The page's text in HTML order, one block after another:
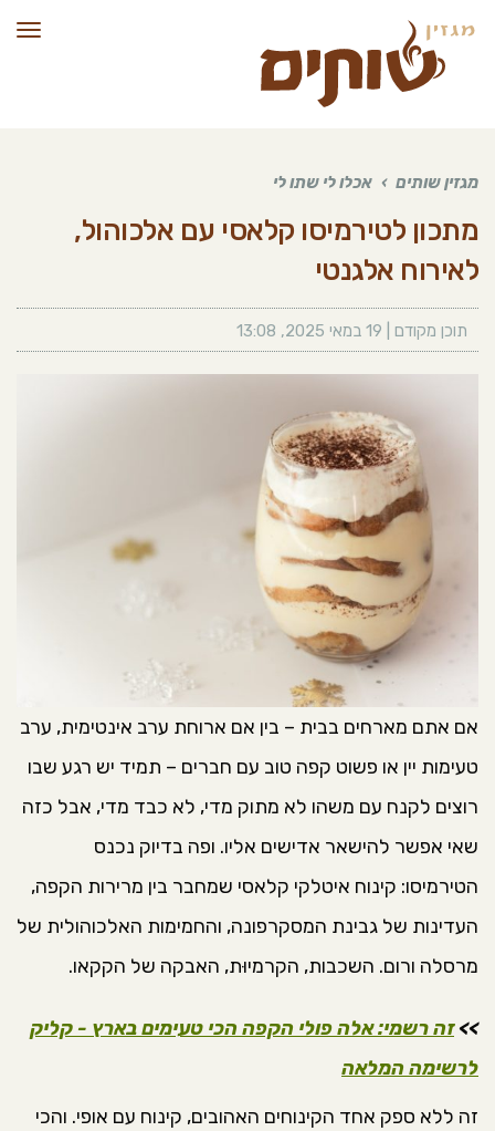
מגזין שותים › אכלו לי שתו לי
מתכון לטירמיסו קלאסי עם אלכוהול,
לאירוח אלגנטי
תוכן מקודם | 19 במאי 2025 ,
13:08
אם אתם מארחים בבית – בין אם ארוחת ערב אינטימית, ערב
טעימות יין או פשוט קפה טוב עם חברים – תמיד יש רגע שבו
רוצים לקנח עם משהו לא מתוק מדי, לא כבד מדי, אבל כזה
שאי אפשר להישאר אדישים אליו. ופה בדיוק נכנס
הטירמיסו: קינוח איטלקי קלאסי שמחבר בין מרירות הקפה,
העדינות של גבינת המסקרפונה, והחמימות האלכוהולית של
מרסלה ורום. השכבות, הקרמיוּת, האבקה של הקקאו.
>>זה רשמי: אלה פולי הקפה הכי טעימים בארץ - קליק
לרשימה המלאה
זה ללא ספק אחד הקינוחים האהובים, קינוח עם אופי. והכי